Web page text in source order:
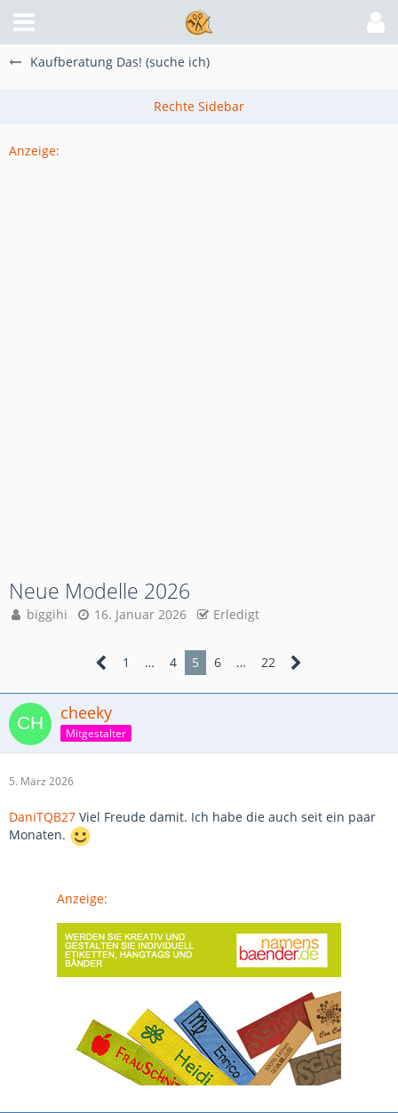
Kaufberatung Das! (suche ich)
Anzeige:
Neue Modelle 2026
biggihi 16. Januar 2026 Erledigt
1 … 4 5 6 … 22
cheeky
Mitgestalter
5. März 2026
DaniTQB27 Viel Freude damit. Ich habe die auch seit ein paar
Monaten.
Anzeige: